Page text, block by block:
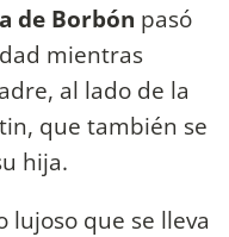
de Borbón pasó
mientras
al lado de la
que también se
hija.
lujoso que se lleva